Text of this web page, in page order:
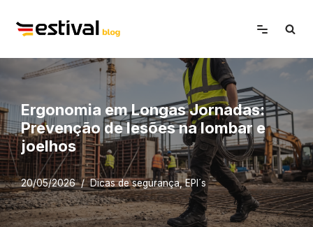
Avançar
Ergonomia em Longas Jornadas:
Prevenção de lesões na lombar e
joelhos
20/05/2026 Dicas de segurança,EPI´s